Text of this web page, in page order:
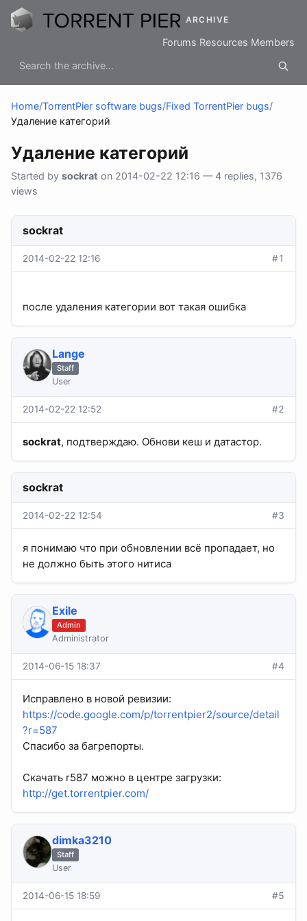
ARCHIVE
Forums Resources Members
Home/TorrentPier software bugs/Fixed TorrentPier bugs/
Удаление категорий
Удаление категорий
Started by sockrat on 2014-02-22 12:16 — 4 replies, 1376
views
sockrat
2014-02-22 12:16 #1
после удаления категории вот такая ошибка
Lange
Staff
User
2014-02-22 12:52 #2
sockrat, подтверждаю. Обнови кеш и датастор.
sockrat
2014-02-22 12:54 #3
я понимаю что при обновлении всё пропадает, но
не должно быть этого нитиса
Exile
Admin
Administrator
2014-06-15 18:37 #4
Исправлено в новой ревизии:
https://code.google.com/p/torrentpier2/source/detail
?r=587
Спасибо за багрепорты.
Скачать r587 можно в центре загрузки:
http://get.torrentpier.com/
dimka3210
Staff
User
2014-06-15 18:59 #5